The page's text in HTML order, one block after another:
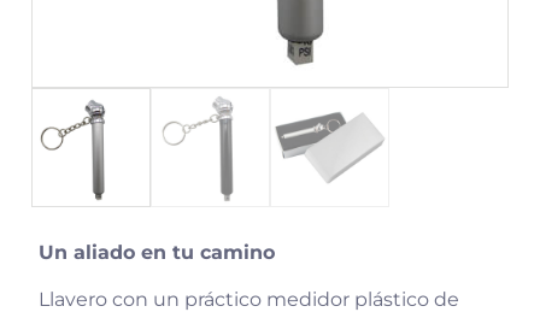
Un aliado en tu camino
Llavero con un práctico medidor plástico de